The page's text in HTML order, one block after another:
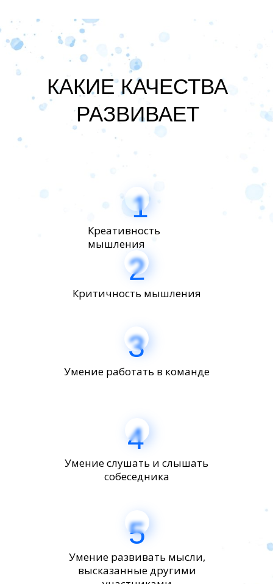
3
1
2
4
5
КАКИЕ КАЧЕСТВА
РАЗВИВАЕТ
Умение работать в команде
Креативность
мышления
Критичность мышления
Умение слушать и слышать
собеседника
Умение развивать мысли,
высказанные другими